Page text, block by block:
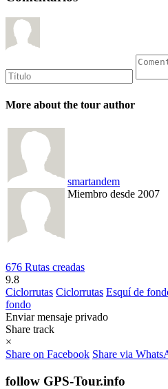
More about the tour author
smartandem
Miembro desde 2007
676 Rutas creadas
9.8
Ciclorrutas Ciclorrutas Esquí de
fondo
Enviar mensaje privado
Share track
×
Share on Facebook Share via
follow GPS-Tour.info